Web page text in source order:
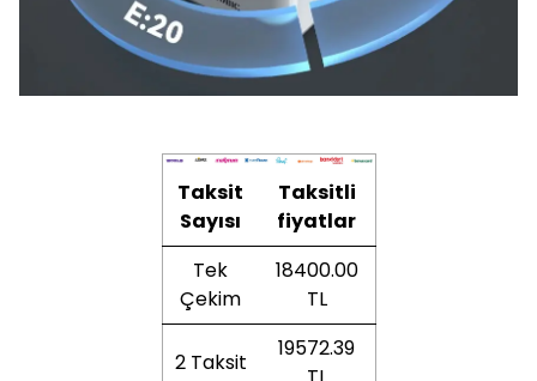
Taksit
Sayısı
Taksitli
fiyatlar
Tek
Çekim
18400.00
TL
2 Taksit
19572.39